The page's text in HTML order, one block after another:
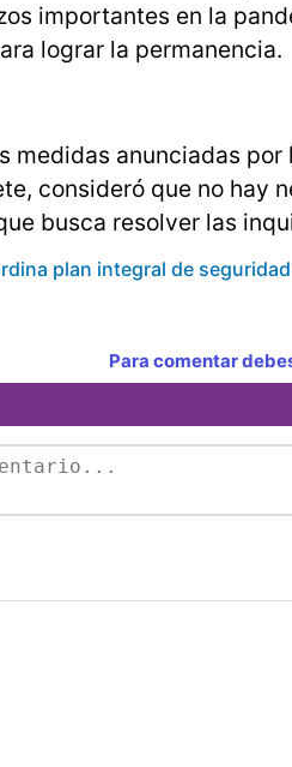
importantes en la
lograr la permanencia.
medidas anunciadas
consideró que no hay
busca resolver las
plan integral de
Para comentar